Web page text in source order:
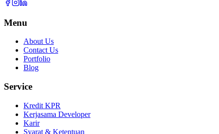
Menu
About Us
Contact Us
Portfolio
Blog
Service
Kredit KPR
Kerjasama Developer
Karir
Syarat & Ketentuan